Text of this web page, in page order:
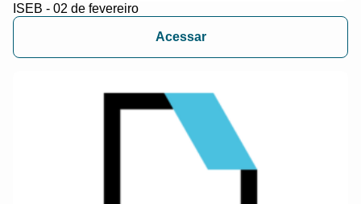
ISEB - 02 de fevereiro
Acessar